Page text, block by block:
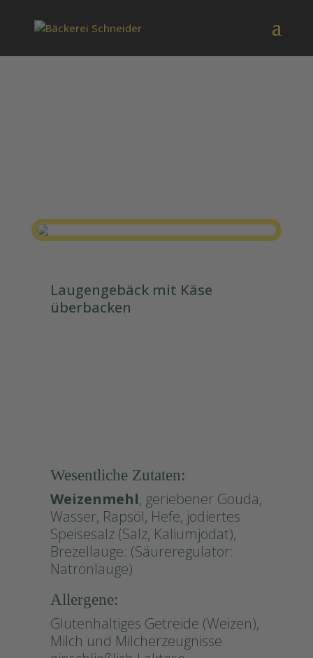
Laugengebäck mit Käse
überbacken
Wesentliche Zutaten:
Weizenmehl, geriebener Gouda,
Wasser, Rapsöl, Hefe, jodiertes
Speisesalz (Salz, Kaliumjodat),
Brezellauge: (Säureregulator:
Natronlauge)
Allergene:
Glutenhaltiges Getreide (Weizen),
Milch und Milcherzeugnisse